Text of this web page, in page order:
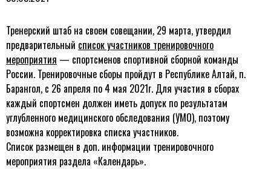
Тренерский штаб на своем совещании, 29 марта, утвердил
предварительный список участников тренировочного
мероприятия — спортсменов спортивной сборной команды
России. Тренировочные сборы пройдут в Республике Алтай, п.
Барангол, с 26 апреля по 4 мая 2021г. Для участия в сборах
каждый спортсмен должен иметь допуск по результатам
углубленного медицинского обследования (УМО), поэтому
возможна корректировка списка участников.
Список размещен в доп. информации тренировочного
мероприятия раздела «Календарь».